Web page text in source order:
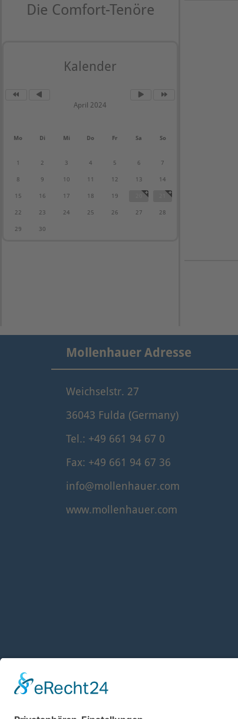
Die Comfort-Tenöre
Kalender
April 2024
Mo Di Mi Do Fr Sa So
1 2 3 4 5 6 7
8 9 10 11 12 13 14
15 16 17 18 19
22 23 24 25 26 27 28
29 30
Mollenhauer Adresse
Weichselstr. 27
36043 Fulda (Germany)
Tel.: +49 661 94 67 0
Fax: +49 661 94 67 36
info@mollenhauer.com
www.mollenhauer.com